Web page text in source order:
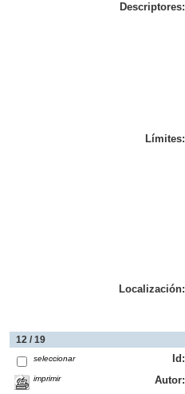
Descriptores:
Límites:
Localización:
12 / 19
seleccionar
imprimir
Id:
Autor: